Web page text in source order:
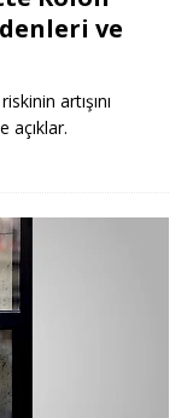
ve
artışını
açıklar.